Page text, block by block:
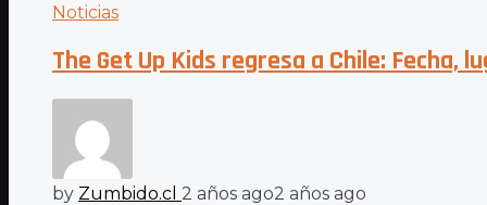
Noticias
The Get Up Kids regresa a Chile: Fecha,
by Zumbido.cl 2 años ago2 años ago